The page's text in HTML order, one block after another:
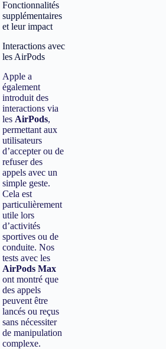
Fonctionnalités
supplémentaires
et leur impact
Interactions avec
les AirPods
Apple a
également
introduit des
interactions via
les AirPods,
permettant aux
utilisateurs
d’accepter ou de
refuser des
appels avec un
simple geste.
Cela est
particulièrement
utile lors
d’activités
sportives ou de
conduite. Nos
tests avec les
AirPods Max
ont montré que
des appels
peuvent être
lancés ou reçus
sans nécessiter
de manipulation
complexe.